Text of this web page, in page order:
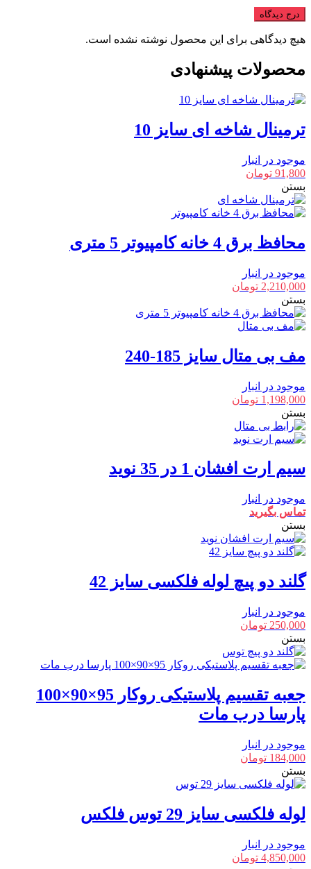
درج دیدگاه
هیچ دیدگاهی برای این محصول نوشته نشده است.
محصولات پیشنهادی
ترمینال شاخه ای سایز 10
موجود در انبار
91,800 تومان
بستن
محافظ برق 4 خانه کامپیوتر 5 متری
موجود در انبار
2,210,000 تومان
بستن
مف بی متال سایز 185-240
موجود در انبار
1,198,000 تومان
بستن
سیم ارت افشان 1 در 35 نوید
موجود در انبار
تماس بگیرید
بستن
گلند دو پیچ لوله فلکسی سایز 42
موجود در انبار
250,000 تومان
بستن
جعبه تقسیم پلاستیکی روکار 95×90×100
پارسا درب مات
موجود در انبار
184,000 تومان
بستن
لوله فلکسی سایز 29 توس فلکس
موجود در انبار
4,850,000 تومان